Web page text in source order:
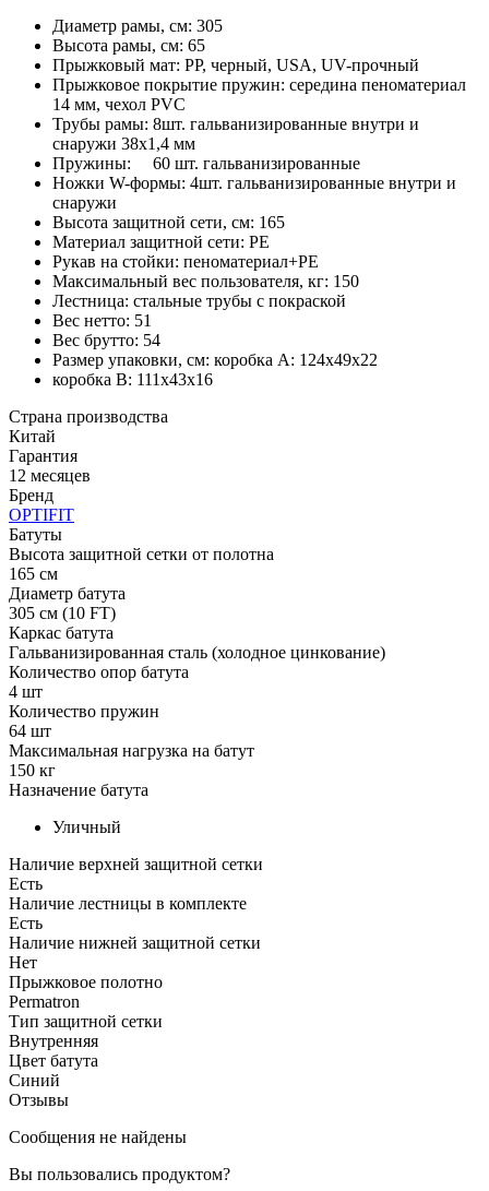
Диаметр рамы, см: 305
Высота рамы, см: 65
Прыжковый мат: PP, черный, USA, UV-прочный
Прыжковое покрытие пружин: середина пеноматериал
14 мм, чехол PVC
Трубы рамы: 8шт. гальванизированные внутри и
снаружи 38х1,4 мм
Пружины: 60 шт. гальванизированные
Ножки W-формы: 4шт. гальванизированные внутри и
снаружи
Высота защитной сети, см: 165
Материал защитной сети: PE
Рукав на стойки: пеноматериал+PE
Максимальный вес пользователя, кг: 150
Лестница: стальные трубы с покраской
Вес нетто: 51
Вес брутто: 54
Размер упаковки, см: коробка А: 124х49х22
коробка В: 111х43х16
Страна производства
Китай
Гарантия
12 месяцев
Бренд
OPTIFIT
Батуты
Высота защитной сетки от полотна
165 см
Диаметр батута
305 см (10 FT)
Каркас батута
Гальванизированная сталь (холодное цинкование)
Количество опор батута
4 шт
Количество пружин
64 шт
Максимальная нагрузка на батут
150 кг
Назначение батута
Уличный
Наличие верхней защитной сетки
Есть
Наличие лестницы в комплекте
Есть
Наличие нижней защитной сетки
Нет
Прыжковое полотно
Permatron
Тип защитной сетки
Внутренняя
Цвет батута
Синий
Отзывы
Сообщения не найдены
Вы пользовались продуктом?